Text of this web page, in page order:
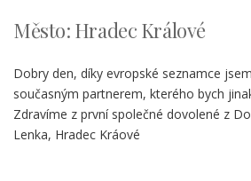
Město: Hradec Králové
Dobry den, díky evropské seznamce
současným partnerem, kterého bych
Zdravíme z první společné dovolené z
Lenka, Hradec Kráové